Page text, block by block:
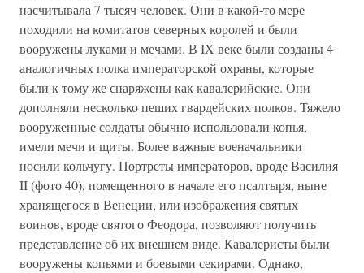
насчитывала 7 тысяч человек. Они в какой-то мере
походили на комитатов северных королей и были
вооружены луками и мечами. В IX веке были созданы 4
аналогичных полка императорской охраны, которые
были к тому же снаряжены как кавалерийские. Они
дополняли несколько пеших гвардейских полков. Тяжело
вооруженные солдаты обычно использовали копья,
имели мечи и щиты. Более важные военачальники
носили кольчугу. Портреты императоров, вроде Василия
II (фото 40), помещенного в начале его псалтыря, ныне
хранящегося в Венеции, или изображения святых
воинов, вроде святого Феодора, позволяют получить
представление об их внешнем виде. Кавалеристы были
вооружены копьями и боевыми секирами. Однако,